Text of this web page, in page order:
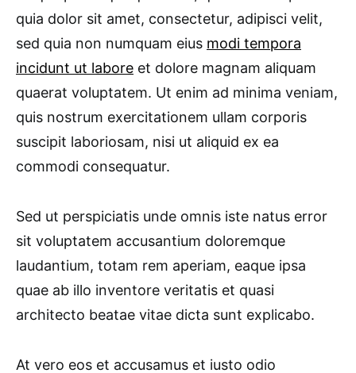
quia dolor sit amet, consectetur, adipisci velit,
sed quia non numquam eius modi tempora
incidunt ut labore et dolore magnam aliquam
quaerat voluptatem. Ut enim ad minima veniam,
quis nostrum exercitationem ullam corporis
suscipit laboriosam, nisi ut aliquid ex ea
commodi consequatur.
Sed ut perspiciatis unde omnis iste natus error
sit voluptatem accusantium doloremque
laudantium, totam rem aperiam, eaque ipsa
quae ab illo inventore veritatis et quasi
architecto beatae vitae dicta sunt explicabo.
At vero eos et accusamus et iusto odio